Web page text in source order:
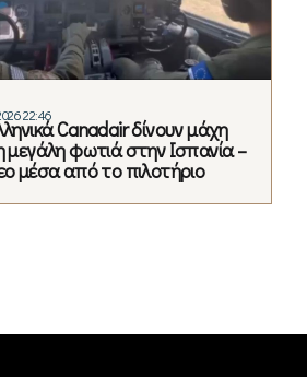
22:46
Canadair δίνουν μάχη
μεγάλη φωτιά στην Ισπανία –
μέσα από το πιλοτήριο